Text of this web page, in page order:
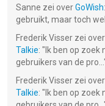
Sanne zei overGoWish
gebruikt, maar toch wel
Frederik Visser zei over
Talkie: " Ik ben op zoek
gebruikers van de pro...
Frederik Visser zei over
Talkie: " Ik ben op zoek